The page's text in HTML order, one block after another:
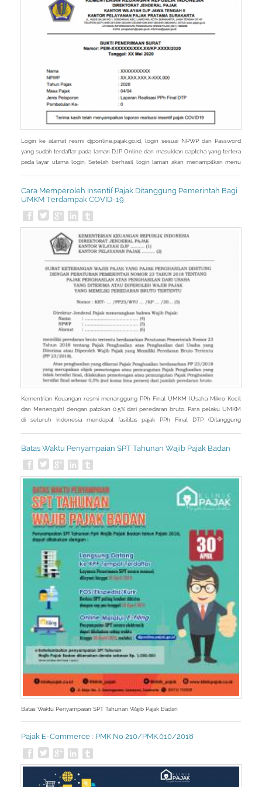
Login ke alamat resmi djponline.pajak.go.id, login sesuai NPWP dan Password
yang sudah terdaftar pada laman DJP Online dan masukkan captcha yang tertera
pada layar utama login. Setelah berhasil login laman akan menampilkan menu
Covid-19. - Pada
Cara Memperoleh Insentif Pajak Ditanggung Pemerintah Bagi
UMKM Terdampak COVID-19
Kementrian Keuangan resmi menanggung PPh Final UMKM (Usaha Mikro Kecil
dan Menengah) dengan patokan 0.5% dari peredaran bruto. Para pelaku UMKM
di seluruh Indonesia mendapat fasilitas pajak PPh Final DTP (Ditanggung
Batas Waktu Penyampaian SPT Tahunan Wajib Pajak Badan
Batas Waktu Penyampaian SPT Tahunan Wajib Pajak Badan
Pajak E-Commerce : PMK No 210/PMK.010/2018